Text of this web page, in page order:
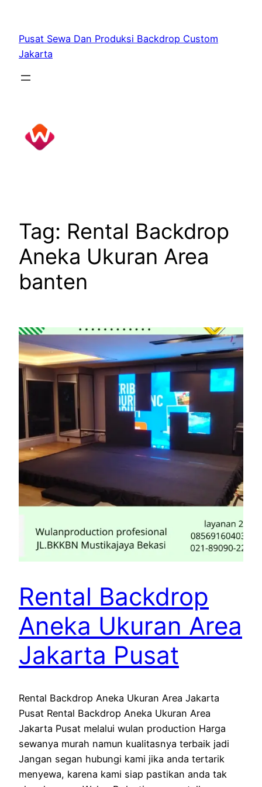
content
Pusat Sewa Dan Produksi Backdrop Custom
Jakarta
Tag: Rental Backdrop
Aneka Ukuran Area
banten
Rental Backdrop
Aneka Ukuran Area
Jakarta Pusat
Rental Backdrop Aneka Ukuran Area Jakarta
Pusat Rental Backdrop Aneka Ukuran Area
Jakarta Pusat melalui wulan production Harga
sewanya murah namun kualitasnya terbaik jadi
Jangan segan hubungi kami jika anda tertarik
menyewa, karena kami siap pastikan anda tak